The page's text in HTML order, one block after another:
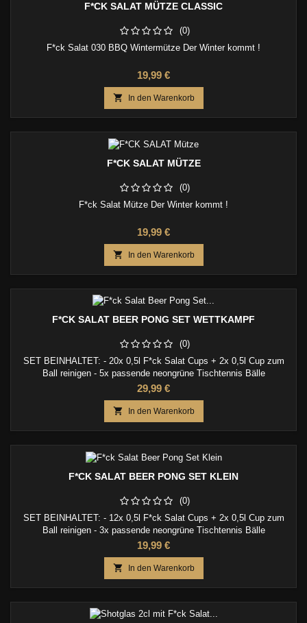
F*CK SALAT MÜTZE CLASSIC
(0)
F*ck Salat 030 BBQ Wintermütze Der Winter kommt !
Preis
19,99 €
 In den Warenkorb
F*CK SALAT MÜTZE
(0)
F*ck Salat Mütze Der Winter kommt !
Preis
19,99 €
 In den Warenkorb
F*CK SALAT BEER PONG SET WETTKAMPF
(0)
SET BEINHALTET: - 20x 0,5l F*ck Salat Cups + 2x 0,5l Cup zum
Ball reinigen - 5x passende neongrüne Tischtennis Bälle
Preis
29,99 €
 In den Warenkorb
F*CK SALAT BEER PONG SET KLEIN
(0)
SET BEINHALTET: - 12x 0,5l F*ck Salat Cups + 2x 0,5l Cup zum
Ball reinigen - 3x passende neongrüne Tischtennis Bälle
Preis
19,99 €
 In den Warenkorb